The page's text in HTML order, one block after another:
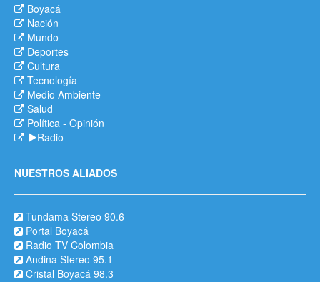
Boyacá
Nación
Mundo
Deportes
Cultura
Tecnología
Medio Ambiente
Salud
Política - Opinión
Radio
NUESTROS ALIADOS
Tundama Stereo 90.6
Portal Boyacá
Radio TV Colombia
Andina Stereo 95.1
Cristal Boyacá 98.3